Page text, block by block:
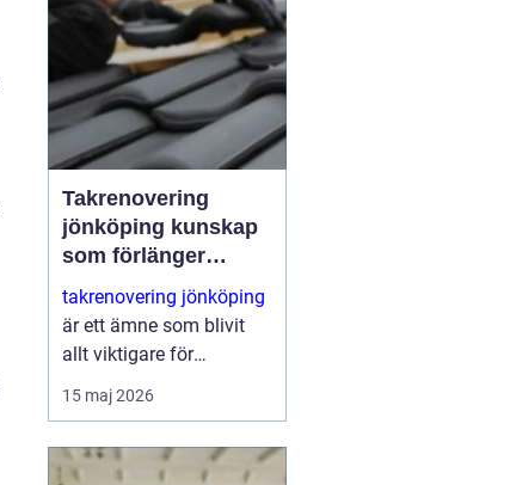
Takrenovering
jönköping kunskap
som förlänger
takets livslängd
takrenovering jönköping
är ett ämne som blivit
allt viktigare för
villaägare,
bostadsrättsföreningar
området. Många hus
15 maj 2026